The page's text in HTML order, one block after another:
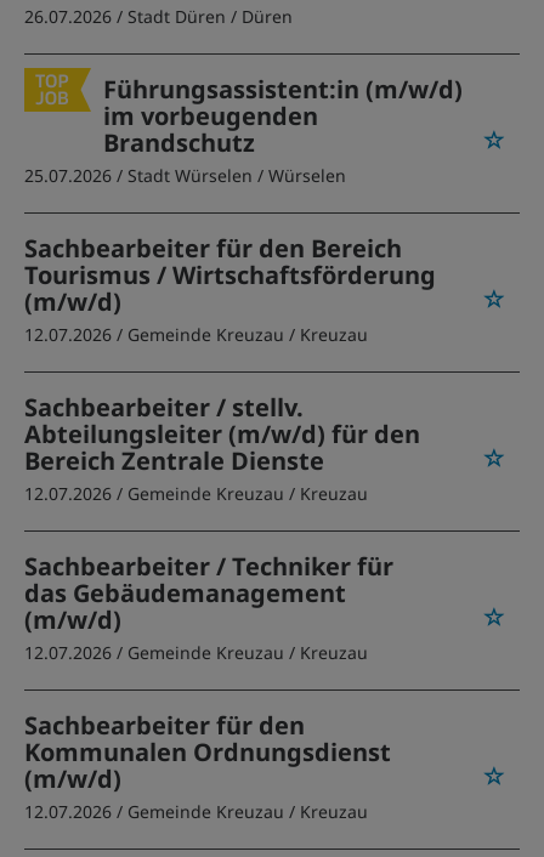
26.07.2026 / Stadt Düren / Düren
Führungsassistent:in (m/w/d)
im vorbeugenden
Brandschutz
25.07.2026 / Stadt Würselen / Würselen
Sachbearbeiter für den Bereich
Tourismus / Wirtschaftsförderung
(m/w/d)
12.07.2026 / Gemeinde Kreuzau / Kreuzau
Sachbearbeiter / stellv.
Abteilungsleiter (m/w/d) für den
Bereich Zentrale Dienste
12.07.2026 / Gemeinde Kreuzau / Kreuzau
Sachbearbeiter / Techniker für
das Gebäudemanagement
(m/w/d)
12.07.2026 / Gemeinde Kreuzau / Kreuzau
Sachbearbeiter für den
Kommunalen Ordnungsdienst
(m/w/d)
12.07.2026 / Gemeinde Kreuzau / Kreuzau